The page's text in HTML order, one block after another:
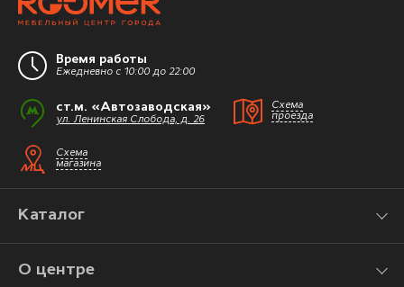
Время работы
Ежедневно с 10:00 до 22:00
ст.м. «Автозаводская»
ул. Ленинская Слобода, д. 26
Схема
проезда
Схема
магазина
Каталог
О центре